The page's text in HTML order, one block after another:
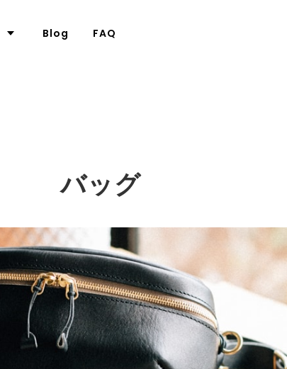
Blog FAQ
バッグ
メガネケース
スマホケース
大口注文の割引について（別サイト）
バッグ